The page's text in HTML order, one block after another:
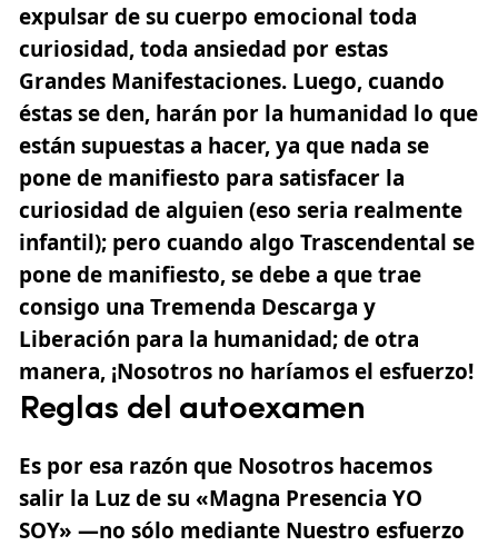
expulsar de su cuerpo emocional toda
curiosidad, toda ansiedad por estas
Grandes Manifestaciones. Luego, cuando
éstas se den, harán por la humanidad lo que
están supuestas a hacer, ya que nada se
pone de manifiesto para satisfacer la
curiosidad de alguien (eso seria realmente
infantil); pero cuando algo Trascendental se
pone de manifiesto, se debe a que trae
consigo una Tremenda Descarga y
Liberación para la humanidad; de otra
manera, ¡Nosotros no haríamos el esfuerzo!
Reglas del autoexamen
Es por esa razón que Nosotros hacemos
salir la Luz de su «Magna Presencia YO
SOY» —no sólo mediante Nuestro esfuerzo